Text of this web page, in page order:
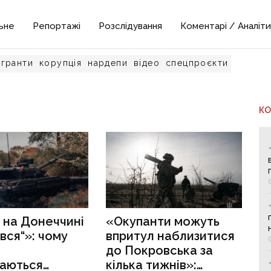
Репортажі Розслідування Коментарі /
гранти корупція нардепи відео спецпроєкти
Донеччині
чому
«Окупанти можуть
впритул наблизитися
до Покровська за
кілька тижнів»: